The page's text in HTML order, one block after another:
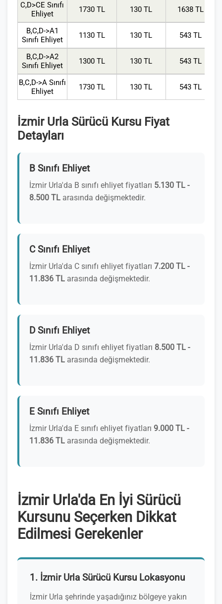
C,D>CE Sınıfı
Ehliyet
1730 TL 130 TL 1638 TL
B,C,D->A1
Sınıfı Ehliyet
1130 TL 130 TL 543 TL
B,C,D->A2
Sınıfı Ehliyet
1300 TL 130 TL 543 TL
B,C,D->A Sınıfı
Ehliyet
1730 TL 130 TL 543 TL
İzmir Urla Sürücü Kursu Fiyat
Detayları
B Sınıfı Ehliyet
İzmir Urla'da B sınıfı ehliyet fiyatları 5.130 TL -
8.500 TL arasında değişmektedir.
C Sınıfı Ehliyet
İzmir Urla'da C sınıfı ehliyet fiyatları 7.200 TL -
11.836 TL arasında değişmektedir.
D Sınıfı Ehliyet
İzmir Urla'da D sınıfı ehliyet fiyatları 8.500 TL -
11.836 TL arasında değişmektedir.
E Sınıfı Ehliyet
İzmir Urla'da E sınıfı ehliyet fiyatları 9.000 TL -
11.836 TL arasında değişmektedir.
İzmir Urla'da En İyi Sürücü
Kursunu Seçerken Dikkat
Edilmesi Gerekenler
1. İzmir Urla Sürücü Kursu Lokasyonu
İzmir Urla şehrinde yaşadığınız bölgeye yakın